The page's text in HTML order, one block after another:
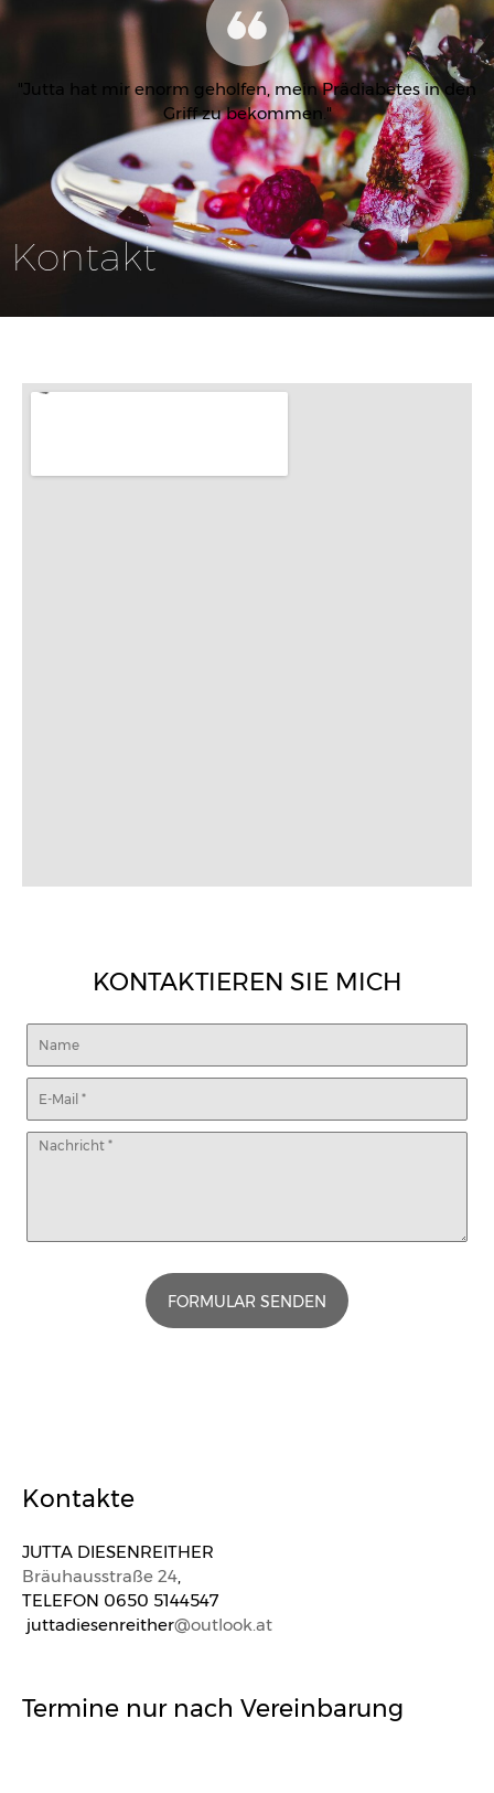
"Jutta hat mir enorm geholfen, mein Prädiabetes in den
Griff zu bekommen."
Kontakt
KONTAKTIEREN SIE MICH
FORMULAR SENDEN
Kontakte
JUTTA DIESENREITHER
Bräuhausstraße 24,
TELEFON 0650 5144547
juttadiesenreither@outlook.at
Termine nur nach Vereinbarung